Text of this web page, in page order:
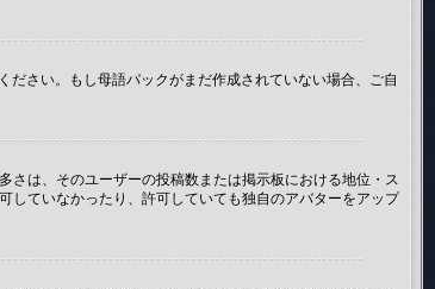
さい。もし母語パックがまだ作成されていない場合、ご自
さは、そのユーザーの投稿数または掲示板における地位・ス
していなかったり、許可していても独自のアバターをアップ